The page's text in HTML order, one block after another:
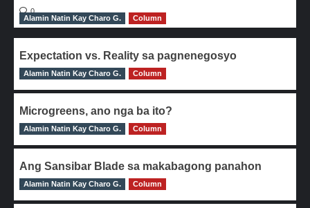
0
Alamin Natin Kay Charo G.
Column
Expectation vs. Reality sa pagnenegosyo
0
Alamin Natin Kay Charo G. Column
Microgreens, ano nga ba ito?
0
Alamin Natin Kay Charo G. Column
Ang Sansibar Blade sa makabagong panahon
0
Alamin Natin Kay Charo G. Column